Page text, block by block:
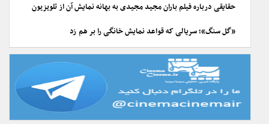
حقایقی درباره فیلم باران مجید مجیدی به بهانه نمایش آن از تلویزیون
«گل سنگ»؛ سریالی که قواعد نمایش خانگی را بر هم زد